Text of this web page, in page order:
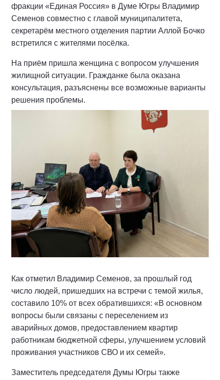
фракции «Единая Россия» в Думе Югры Владимир
Семенов совместно с главой муниципалитета,
секретарём местного отделения партии Аллой Бочко
встретился с жителями посёлка.
На приём пришла женщина с вопросом улучшения
жилищной ситуации. Гражданке была оказана
консультация, разъяснены все возможные варианты
решения проблемы.
Как отметил Владимир Семенов, за прошлый год
число людей, пришедших на встречи с темой жилья,
составило 10% от всех обратившихся: «В основном
вопросы были связаны с переселением из
аварийных домов, предоставлением квартир
работникам бюджетной сферы, улучшением условий
проживания участников СВО и их семей».
Заместитель председателя Думы Югры также